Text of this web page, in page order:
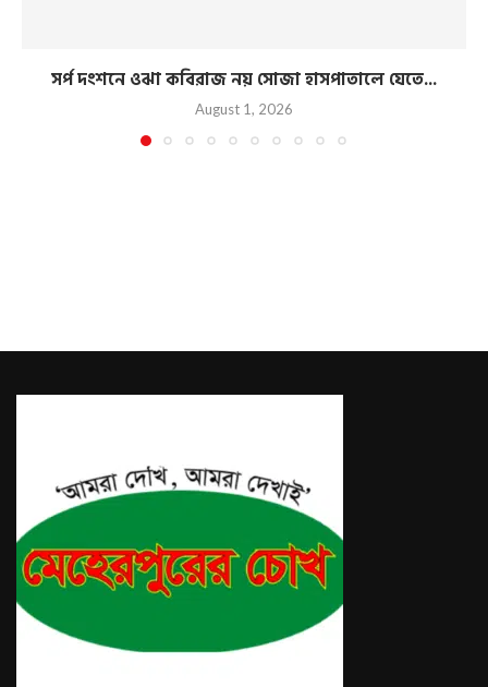
সর্প দংশনে ওঝা কবিরাজ নয় সোজা হাসপাতালে যেতে...
August 1, 2026